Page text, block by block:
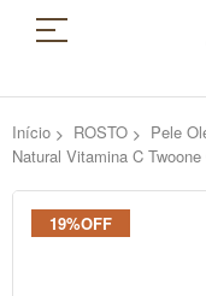
Início ROSTO Pele
Natural Vitamina C
Pular
para
19%OFF